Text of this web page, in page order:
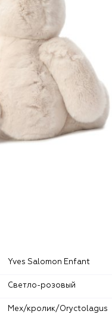
Yves Salomon Enfant
Светло-розовый
Мех/кролик/Oryctolagus